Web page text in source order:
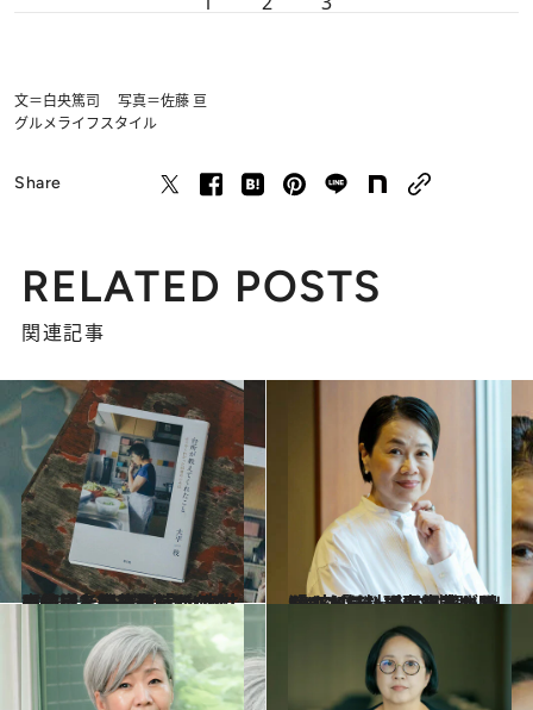
文＝白央篤司 写真＝佐藤 亘
グルメライフスタイル
Share
RELATED POSTS
関連記事
2025.12.3
【続きを読む】「あなたの書いたものなんて…」文筆家・大平一枝が“市井の生活者”を描くきっかけとなった編集者時代の上司の厳しい一言
ライフスタイル 2025.5.16
「ふたをして煮る」ときは“穴のない”ふたで！…NHK「きょうの料理」出演の人気料理研究家が明かす〈レシピに掲載されないおいしさのヒミツ〉
グルメ